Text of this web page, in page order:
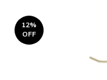
12%
OFF